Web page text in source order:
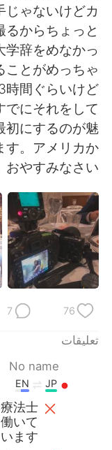
じゃないけどカ
るからちょっと
学辞をめなかっ
ことがめっちゃ
時間ぐらいけど
でにそれをして
初にするのが魅
す。アメリカか
やすみなさい！😴
76
7
تعليقات
No name
JP
EN
法士
いて
います。